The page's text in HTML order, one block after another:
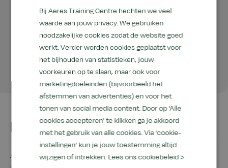
techniek is noodzakelijk om de productie optimaal te
laten verlopen. De operator draagt bij aan eerstelijns
onderhoud, doet technische inspecties. Op basis van
de procesvariabelen signaleert hij/zij storingen en
stuurt proactief het proces bij.
In het kort
Aantal dagen/uur
Bij Aeres Training Centre hechten we veel
waarde aan jouw privacy. We gebruiken
noodzakelijke cookies zodat de website goed
werkt. Verder worden cookies geplaatst voor
het bijhouden van statistieken, jouw
voorkeuren op te slaan, maar ook voor
marketingdoeleinden (bijvoorbeeld het
afstemmen van advertenties) en voor het
tonen van social media content. Door op 'Alle
cookies accepteren' te klikken ga je akkoord
met het gebruik van alle cookies. Via ‘cookie-
instellingen’ kun je jouw toestemming altijd
wijzigen of intrekken. Lees ons cookiebeleid >